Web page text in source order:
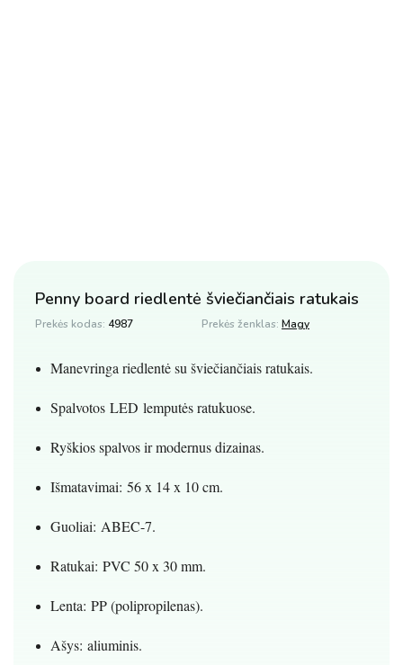
Penny board riedlentė šviečiančiais ratukais
Prekės kodas: 4987 Prekės ženklas: Magy
Manevringa riedlentė su šviečiančiais ratukais.
Spalvotos LED lemputės ratukuose.
Ryškios spalvos ir modernus dizainas.
Išmatavimai: 56 x 14 x 10 cm.
Guoliai: ABEC-7.
Ratukai: PVC 50 x 30 mm.
Lenta: PP (polipropilenas).
Ašys: aliuminis.